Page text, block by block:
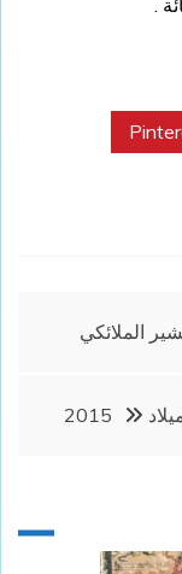
الملائكي